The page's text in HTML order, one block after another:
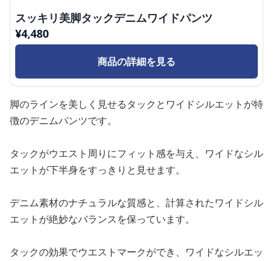
スッキリ美脚タックデニムワイドパンツ
¥4,480
商品の詳細を見る
脚のラインを美しく見せるタックとワイドシルエットが特
徴のデニムパンツです。
タックがウエスト周りにフィット感を与え、ワイドなシル
エットが下半身をすっきりと見せます。
デニム素材のナチュラルな質感と、計算されたワイドシル
エットが絶妙なバランスを保っています。
タックの効果でウエストマークができ、ワイドなシルエッ